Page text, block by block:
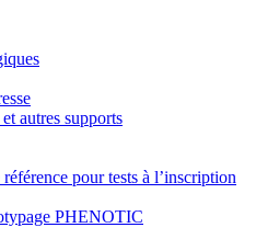
autres supports
pour tests à l’inscription
PHENOTIC